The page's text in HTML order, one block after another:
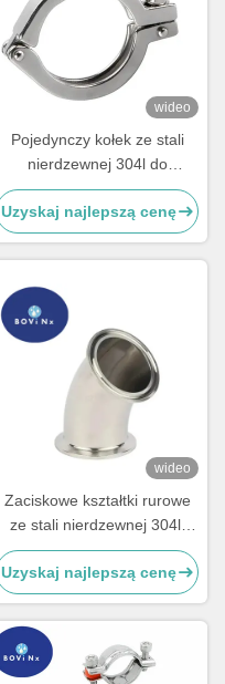
wideo
Pojedynczy kołek ze stali
nierdzewnej 304l do
połączeń rurowych,
sanitarne zaciski ze stali
nierdzewnej
Uzyskaj najlepszą cenę
wideo
Zaciskowe kształtki rurowe
ze stali nierdzewnej 304l,
kolano 45 stopni krótkie
Uzyskaj najlepszą cenę